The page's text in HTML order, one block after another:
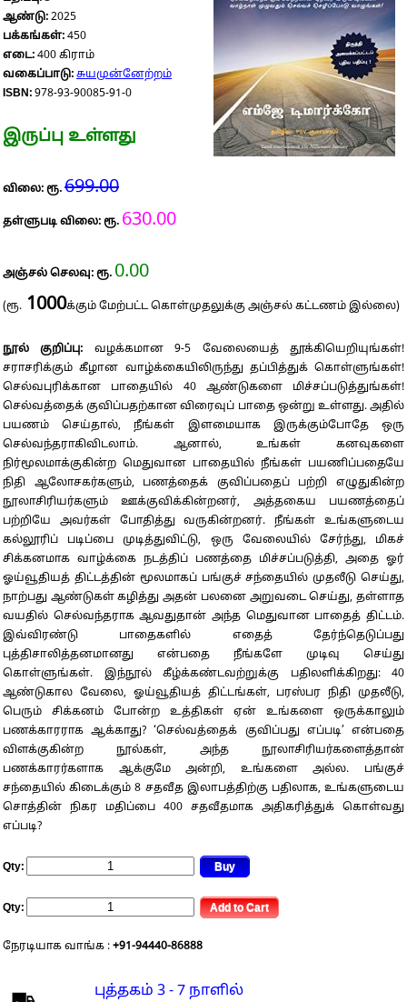
ஆண்டு: 2025
பக்கங்கள்: 450
எடை: 400 கிராம்
வகைப்பாடு: சுயமுன்னேற்றம்
ISBN: 978-93-90085-91-0
இருப்பு உள்ளது
விலை: ரூ. 699.00
தள்ளுபடி விலை: ரூ. 630.00
அஞ்சல் செலவு: ரூ. 0.00
(ரூ. 1000க்கும் மேற்பட்ட கொள்முதலுக்கு அஞ்சல் கட்டணம் இல்லை)
நூல் குறிப்பு: வழக்கமான 9-5 வேலையைத் தூக்கியெறியுங்கள்!
சராசரிக்கும் கீழான வாழ்க்கையிலிருந்து தப்பித்துக் கொள்ளுங்கள்!
செல்வபுரிக்கான பாதையில் 40 ஆண்டுகளை மிச்சப்படுத்துங்கள்!
செல்வத்தைக் குவிப்பதற்கான விரைவுப் பாதை ஒன்று உள்ளது. அதில்
பயணம் செய்தால், நீங்கள் இளமையாக இருக்கும்போதே ஒரு
செல்வந்தராகிவிடலாம். ஆனால், உங்கள் கனவுகளை
நிர்மூலமாக்குகின்ற மெதுவான பாதையில் நீங்கள் பயணிப்பதையே
நிதி ஆலோசகர்களும், பணத்தைக் குவிப்பதைப் பற்றி எழுதுகின்ற
நூலாசிரியர்களும் ஊக்குவிக்கின்றனர், அத்தகைய பயணத்தைப்
பற்றியே அவர்கள் போதித்து வருகின்றனர். நீங்கள் உங்களுடைய
கல்லூரிப் படிப்பை முடித்துவிட்டு, ஒரு வேலையில் சேர்ந்து, மிகச்
சிக்கனமாக வாழ்க்கை நடத்திப் பணத்தை மிச்சப்படுத்தி, அதை ஓர்
ஓய்வூதியத் திட்டத்தின் மூலமாகப் பங்குச் சந்தையில் முதலீடு செய்து,
நாற்பது ஆண்டுகள் கழித்து அதன் பலனை அறுவடை செய்து, தள்ளாத
வயதில் செல்வந்தராக ஆவதுதான் அந்த மெதுவான பாதைத் திட்டம்.
இவ்விரண்டு பாதைகளில் எதைத் தேர்ந்தெடுப்பது
புத்திசாலித்தனமானது என்பதை நீங்களே முடிவு செய்து
கொள்ளுங்கள். இந்நூல் கீழ்க்கண்டவற்றுக்கு பதிலளிக்கிறது: 40
ஆண்டுகால வேலை, ஓய்வூதியத் திட்டங்கள், பரஸ்பர நிதி முதலீடு,
பெரும் சிக்கனம் போன்ற உத்திகள் ஏன் உங்களை ஒருக்காலும்
பணக்காரராக ஆக்காது? ‘செல்வத்தைக் குவிப்பது எப்படி’ என்பதை
விளக்குகின்ற நூல்கள், அந்த நூலாசிரியர்களைத்தான்
பணக்காரர்களாக ஆக்குமே அன்றி, உங்களை அல்ல. பங்குச்
சந்தையில் கிடைக்கும் 8 சதவீத இலாபத்திற்கு பதிலாக, உங்களுடைய
சொத்தின் நிகர மதிப்பை 400 சதவீதமாக அதிகரித்துக் கொள்வது
எப்படி?
Qty:
Qty:
நேரடியாக வாங்க : +91-94440-86888
புத்தகம் 3 - 7 நாளில்